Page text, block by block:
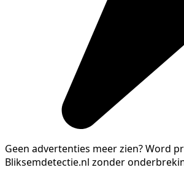
Geen advertenties meer zien?Word
Bliksemdetectie.nl zonder